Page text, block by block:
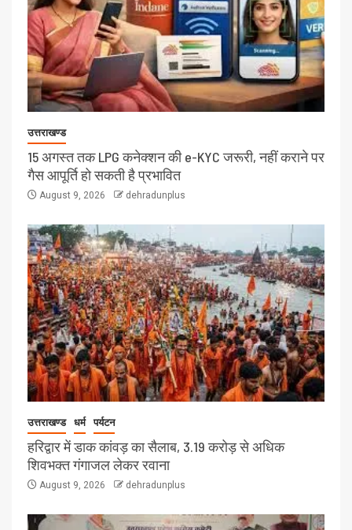
उत्तराखण्ड
15 अगस्त तक LPG कनेक्शन की e-KYC जरूरी, नहीं कराने पर
गैस आपूर्ति हो सकती है प्रभावित
August 9, 2026 dehradunplus
उत्तराखण्ड धर्म पर्यटन
हरिद्वार में डाक कांवड़ का सैलाब, 3.19 करोड़ से अधिक
शिवभक्त गंगाजल लेकर रवाना
August 9, 2026 dehradunplus